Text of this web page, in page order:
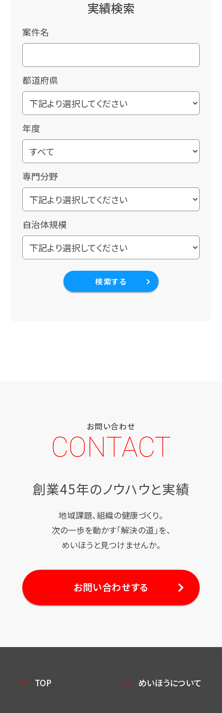
実績検索
案件名
都道府県
年度
専門分野
自治体規模
検索する
お問い合わせ
CONTACT
創業45年のノウハウと実績
地域課題、組織の健康づくり。
次の一歩を動かす「解決の道」を、
めいほうと見つけませんか。
お問い合わせする
TOP めいほうについて